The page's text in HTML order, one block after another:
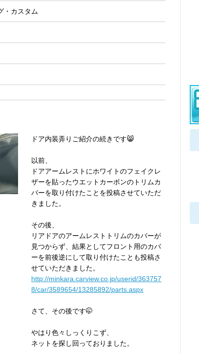
・カスタム
ドア内装弄りご紹介の続きです😸
以前、
ドアアームレストにホワイトのフェイクレ
ザーを貼ったウエットカーボンのトリムカ
バーを取り付けたことを投稿させていただ
きました。
その後、
リアドアのアームレストトリムのカバーが
見つからず、結果としてフロント用のカバ
ーを前後逆にして取り付けたことも投稿さ
せていただきました。
http://minkara.carview.co.jp/userid/363757
8/car/3589654/13285892/parts.aspx
さて、その後です🤭
やはり色々しっくりこず、
ネットを探し回っておりました。